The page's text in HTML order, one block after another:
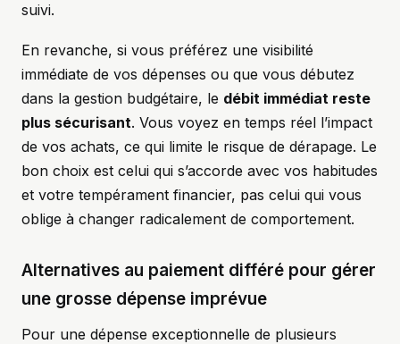
suivi.
En revanche, si vous préférez une visibilité
immédiate de vos dépenses ou que vous débutez
dans la gestion budgétaire, le débit immédiat reste
plus sécurisant. Vous voyez en temps réel l’impact
de vos achats, ce qui limite le risque de dérapage. Le
bon choix est celui qui s’accorde avec vos habitudes
et votre tempérament financier, pas celui qui vous
oblige à changer radicalement de comportement.
Alternatives au paiement différé pour gérer
une grosse dépense imprévue
Pour une dépense exceptionnelle de plusieurs